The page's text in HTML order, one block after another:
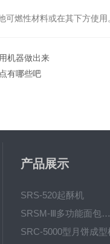
燃性材料或在其下方使用
机器做出来
有哪些吧
产品展示
SRS-520起酥机
SRSM-Ⅲ多功能面包生产线 酥饼机
SRC-5000型月饼成型